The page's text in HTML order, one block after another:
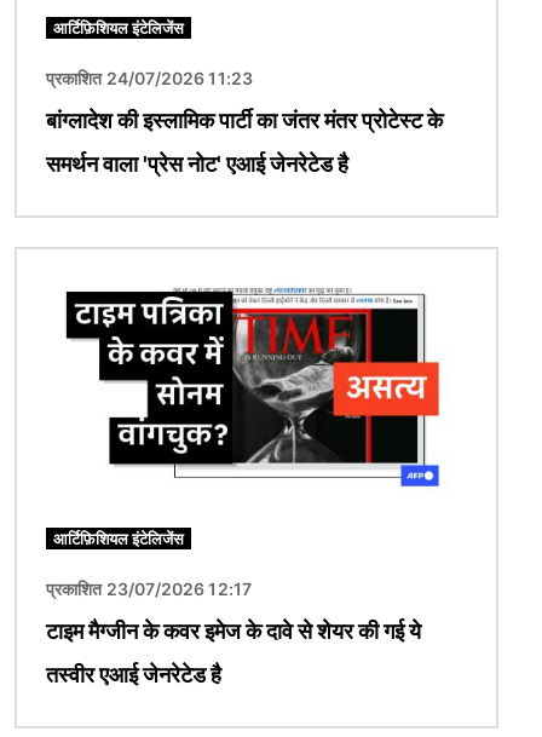
आर्टिफ़िशियल इंटेलिजेंस
प्रकाशित 24/07/2026 11:23
बांग्लादेश की इस्लामिक पार्टी का जंतर मंतर प्रोटेस्ट के
समर्थन वाला 'प्रेस नोट' एआई जेनरेटेड है
आर्टिफ़िशियल इंटेलिजेंस
प्रकाशित 23/07/2026 12:17
टाइम मैग्जीन के कवर इमेज के दावे से शेयर की गई ये
तस्वीर एआई जेनरेटेड है